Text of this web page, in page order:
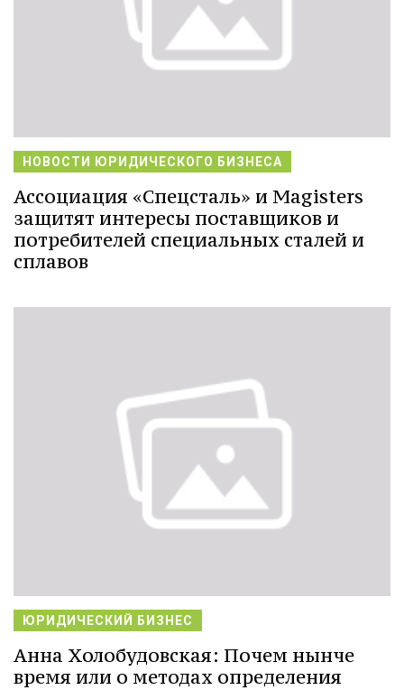
НОВОСТИ ЮРИДИЧЕСКОГО БИЗНЕСА
Ассоциация «Спецсталь» и Magisters
защитят интересы поставщиков и
потребителей специальных сталей и
сплавов
ЮРИДИЧЕСКИЙ БИЗНЕС
Анна Холобудовская: Почем нынче
время или о методах определения